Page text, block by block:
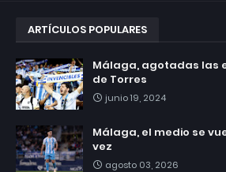
ARTÍCULOS POPULARES
Málaga, agotadas las
de Torres
junio 19, 2024
Málaga, el medio se
vez
agosto 03, 2026